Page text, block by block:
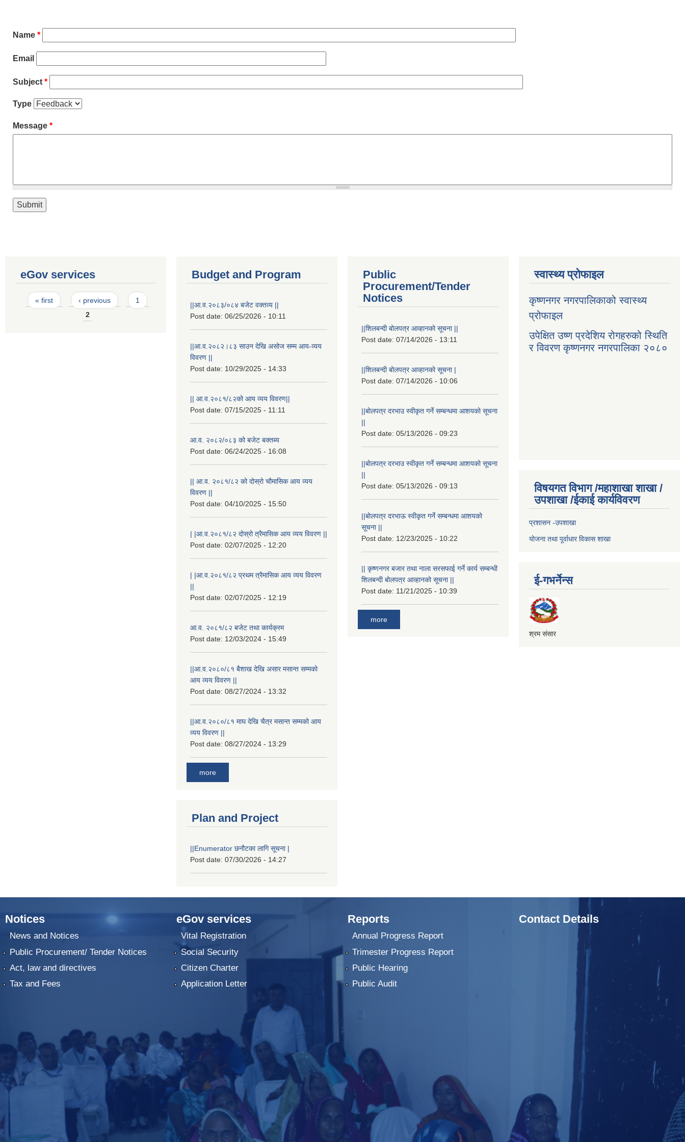
Name *
Email
Subject *
Type
Message *
eGov services
Pages
« first ‹ previous
1
2
Budget and Program
||आ.व.२०८३/०८४ बजेट वक्तव्य ||
Post date: 06/25/2026 - 10:11
||आ.व.२०८२।८३ साउन देखि असोज सम्म आय-व्यय
विवरण ||
Post date: 10/29/2025 - 14:33
|| आ.व.२०८१/८२को आय व्यय विवरण||
Post date: 07/15/2025 - 11:11
आ.व. २०८२/०८३ को बजेट बक्तब्य
Post date: 06/24/2025 - 16:08
|| आ.व. २०८१/८२ को दोस्रो चौमासिक आय व्यय
विवरण ||
Post date: 04/10/2025 - 15:50
| |आ.व.२०८१/८२ दोस्रो त्रैमासिक आय व्यय विवरण ||
Post date: 02/07/2025 - 12:20
| |आ.व.२०८१/८२ प्रथम त्रैमासिक आय व्यय विवरण
||
Post date: 02/07/2025 - 12:19
आ.व. २०८१/८२ बजेट तथा कार्यक्रम
Post date: 12/03/2024 - 15:49
||आ.व.२०८०/८१ बैशाख देखि असार मसान्त सम्मको
आय व्यय विवरण ||
Post date: 08/27/2024 - 13:32
||आ.व.२०८०/८१ माघ देखि चैत्र मसान्त सम्मको आय
व्यय विवरण ||
Post date: 08/27/2024 - 13:29
more
Plan and Project
||Enumerator छनौटका लागि सूचना |
Post date: 07/30/2026 - 14:27
Public
Procurement/Tender
Notices
||शिलबन्दी बोलपत्र आव्हानको सूचना ||
Post date: 07/14/2026 - 13:11
||शिलबन्दी बोलपत्र आव्हानको सूचना |
Post date: 07/14/2026 - 10:06
||बोलपत्र दरभाउ स्वीकृत गर्ने सम्बन्धमा आशयको सूचना
||
Post date: 05/13/2026 - 09:23
||बोलपत्र दरभाउ स्वीकृत गर्ने सम्बन्धमा आशयको सूचना
||
Post date: 05/13/2026 - 09:13
||बोलपत्र दरभाऊ स्वीकृत गर्ने सम्बन्धमा आशयको
सूचना ||
Post date: 12/23/2025 - 10:22
|| कृष्णनगर बजार तथा नाला सरसफाई गर्ने कार्य सम्बन्धी
शिलबन्दी बोलपत्र आव्हानको सूचना ||
Post date: 11/21/2025 - 10:39
more
स्वास्थ्य प्रोफाइल
कृष्णनगर नगरपालिकाको स्वास्थ्य
प्रोफाइल
उपेक्षित उष्ण प्रदेशिय रोगहरुको स्थिति
र विवरण कृष्णनगर नगरपालिका २०८०
विषयगत विभाग /महाशाखा शाखा /
उपशाखा /ईकाई कार्यविवरण
प्रशासन -उपशाखा
योजना तथा पूर्वाधार विकास शाखा
ई-गभर्नेन्स
श्रम संसार
Notices
News and Notices
Public Procurement/ Tender Notices
Act, law and directives
Tax and Fees
eGov services
Vital Registration
Social Security
Citizen Charter
Application Letter
Reports
Annual Progress Report
Trimester Progress Report
Public Hearing
Public Audit
Contact Details